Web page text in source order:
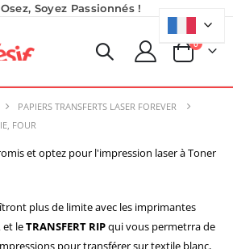
Soyez Passionnés !
Panier
0produits
PAPIERS TRANSFERTS LASER FOREVER
FOUR
et optez pour l'impression laser à Toner
plus de limite avec les imprimantes
et leTRANSFERT RIPqui vous permetrra de
pour transférer sur textile blanc,